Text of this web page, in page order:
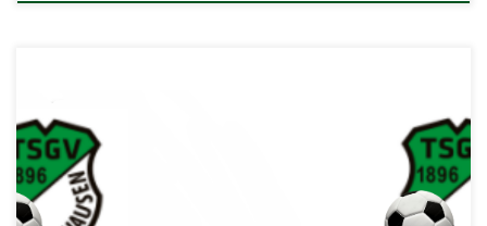
Wir haben nun unsere Trainingszeiten und Ansprechpartner online:
Mannschaften – TSGV Albershausen 1896 e.V. / Fußball Jugend
(fussball-jugenden.de)